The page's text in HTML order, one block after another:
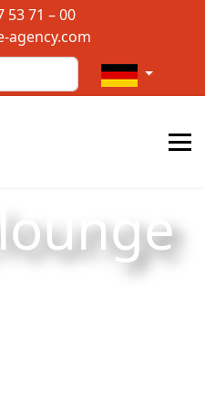
53 71 – 00
agency.com
Sprache